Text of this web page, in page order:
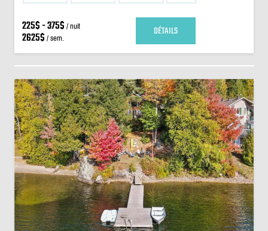
225$ - 375$ / nuit
2625$ / sem. DÉTAILS